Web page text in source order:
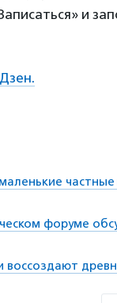
и
форуме
воссоздают